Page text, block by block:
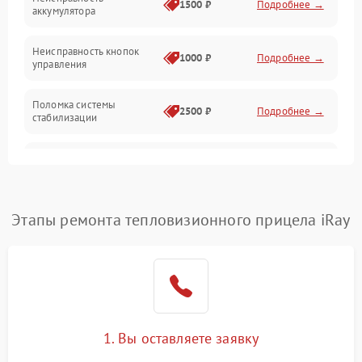
аккумулятора
1500 ₽ Подробнее →
Неисправность кнопок
управления
1000 ₽ Подробнее →
Поломка системы
стабилизации
2500 ₽ Подробнее →
Wi-Fi
1500 ₽ Подробнее →
2000 ₽
1500 ₽
Этапы ремонта тепловизионного прицела iRay
1. Вы оставляете заявку